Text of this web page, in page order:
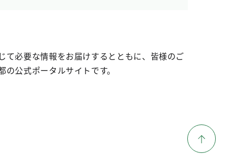
て必要な情報をお届けするとともに、皆様のご
公式ポータルサイトです。